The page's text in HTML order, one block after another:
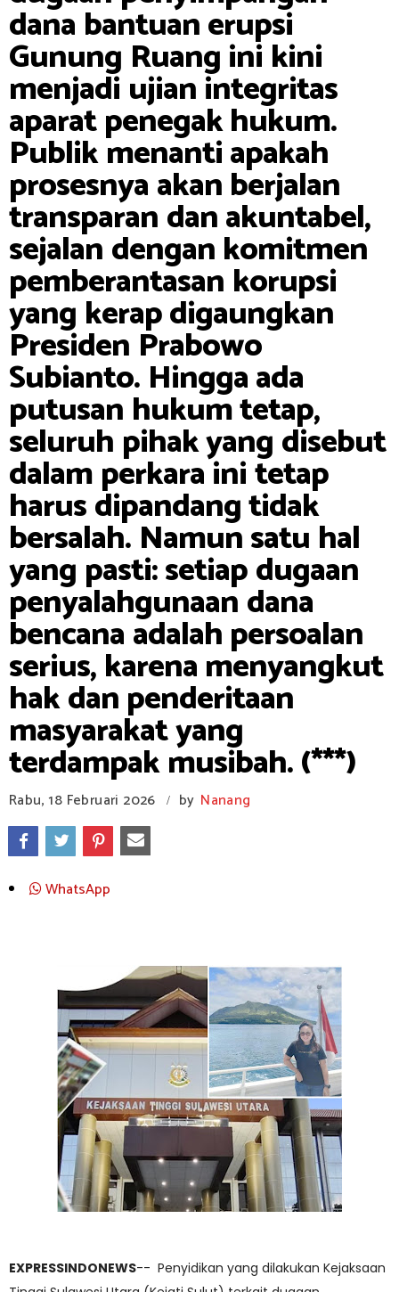
dana bantuan erupsi
Gunung Ruang ini kini
menjadi ujian integritas
aparat penegak hukum.
Publik menanti apakah
prosesnya akan berjalan
transparan dan akuntabel,
sejalan dengan komitmen
pemberantasan korupsi
yang kerap digaungkan
Presiden Prabowo
Subianto. Hingga ada
putusan hukum tetap,
seluruh pihak yang disebut
dalam perkara ini tetap
harus dipandang tidak
bersalah. Namun satu hal
yang pasti: setiap dugaan
penyalahgunaan dana
bencana adalah persoalan
serius, karena menyangkut
hak dan penderitaan
masyarakat yang
terdampak musibah. (***)
Rabu, 18 Februari 2026 / by Nanang
WhatsApp
EXPRESSINDONEWS-- Penyidikan yang dilakukan Kejaksaan